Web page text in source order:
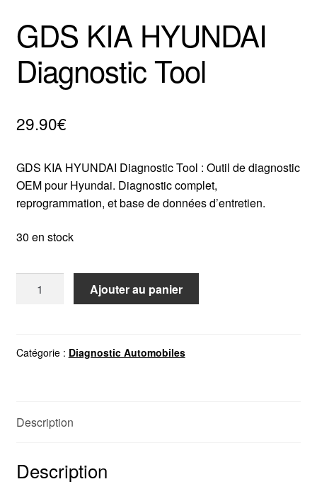
GDS KIA HYUNDAI
Diagnostic Tool
29.90€
GDS KIA HYUNDAI Diagnostic Tool : Outil de diagnostic
OEM pour Hyundai. Diagnostic complet,
reprogrammation, et base de données d’entretien.
30 en stock
HYUNDAI
Ajouter au panier
Catégorie : Diagnostic Automobiles
Description
Description